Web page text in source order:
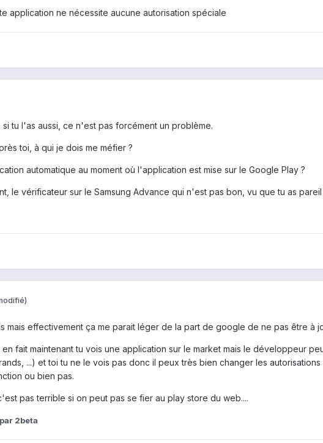
application ne nécessite aucune autorisation spéciale
tu l'as aussi, ce n'est pas forcément un problème.
toi, à qui je dois me méfier ?
automatique au moment où l'application est mise sur le Google Play ?
le vérificateur sur le Samsung Advance qui n'est pas bon, vu que tu as
mais effectivement ça me parait léger de la part de google de ne pas être à
fait maintenant tu vois une application sur le market mais le développeur
...) et toi tu ne le vois pas donc il peux très bien changer les
ou bien pas.
pas terrible si on peut pas se fier au play store du web....
par 2beta